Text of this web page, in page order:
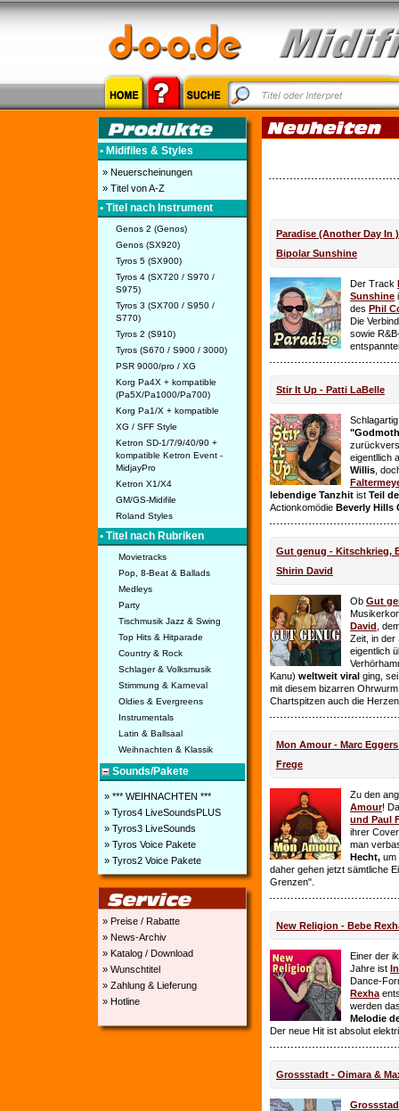
• Midifiles & Styles
» Neuerscheinungen
» Titel von A-Z
• Titel nach Instrument
Genos 2 (Genos)
Genos (SX920)
Tyros 5 (SX900)
Tyros 4 (SX720 / S970 /
S975)
Tyros 3 (SX700 / S950 /
S770)
Tyros 2 (S910)
Tyros (S670 / S900 / 3000)
PSR 9000/pro / XG
Korg Pa4X + kompatible
(Pa5X/Pa1000/Pa700)
Korg Pa1/X + kompatible
XG / SFF Style
Ketron SD-1/7/9/40/90 +
kompatible Ketron Event -
MidjayPro
Ketron X1/X4
GM/GS-Midifile
Roland Styles
• Titel nach Rubriken
Movietracks
Pop, 8-Beat & Ballads
Medleys
Party
Tischmusik Jazz & Swing
Top Hits & Hitparade
Country & Rock
Schlager & Volksmusik
Stimmung & Karneval
Oldies & Evergreens
Instrumentals
Latin & Ballsaal
Weihnachten & Klassik
Sounds/Pakete
» *** WEIHNACHTEN ***
» Tyros4 LiveSoundsPLUS
» Tyros3 LiveSounds
» Tyros Voice Pakete
» Tyros2 Voice Pakete
» Preise / Rabatte
» News-Archiv
» Katalog / Download
» Wunschtitel
» Zahlung & Lieferung
» Hotline
Paradise (Another Day In
Bipolar Sunshine
Der Track
Sunshine
des Phil
Die
sowie
Stir It Up - Patti LaBelle
eigentllich
Willis ,
lebendige Tanzhit ist Teil
Actionkomödie Beverly Hills
Gut genug - Kitschkrieg,
Shirin David
Ob Gut
David ,
Zeit, in der
eigentlich
Kanu) weltweit viral ging,
mit diesem bizarren
Chartspitzen auch die
Mon Amour - Marc
Frege
Zu den
Amour!
und Paul
ihrer
man
Hecht, um
daher gehen jetzt sämtliche
Grenzen".
New Religion - Bebe
Einer der
Jahre ist
Dance-
Rexha
werden
Melodie
Der neue Hit ist absolut
Grossstadt - Oimara &